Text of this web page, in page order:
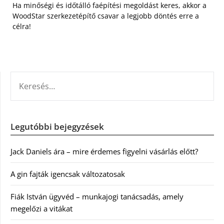
Ha minőségi és időtálló faépítési megoldást keres, akkor a
WoodStar szerkezetépítő csavar a legjobb döntés erre a
célra!
Legutóbbi bejegyzések
Jack Daniels ára – mire érdemes figyelni vásárlás előtt?
A gin fajták igencsak változatosak
Fiák István ügyvéd – munkajogi tanácsadás, amely
megelőzi a vitákat